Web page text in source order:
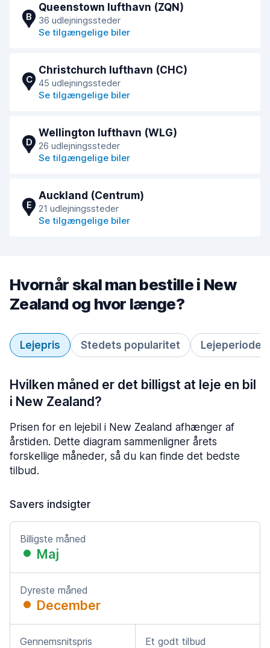
B
Queenstown lufthavn (ZQN)
36 udlejningssteder
Se tilgængelige biler
C
Christchurch lufthavn (CHC)
45 udlejningssteder
Se tilgængelige biler
D
Wellington lufthavn (WLG)
26 udlejningssteder
Se tilgængelige biler
E
Auckland (Centrum)
21 udlejningssteder
Se tilgængelige biler
Hvornår skal man bestille i New
Zealand og hvor længe?
Lejepris Stedets popularitet Lejeperiode
Hvilken måned er det billigst at leje en bil
i New Zealand?
Prisen for en lejebil i New Zealand afhænger af
årstiden. Dette diagram sammenligner årets
forskellige måneder, så du kan finde det bedste
tilbud.
Savers indsigter
Billigste måned
Maj
Dyreste måned
December
Gennemsnitspris Et godt tilbud